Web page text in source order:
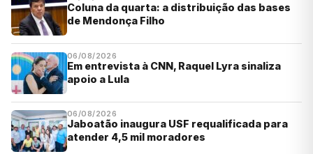
Coluna da quarta: a distribuição das bases
de Mendonça Filho
06/08/2026
Em entrevista à CNN, Raquel Lyra sinaliza
apoio a Lula
06/08/2026
Jaboatão inaugura USF requalificada para
atender 4,5 mil moradores